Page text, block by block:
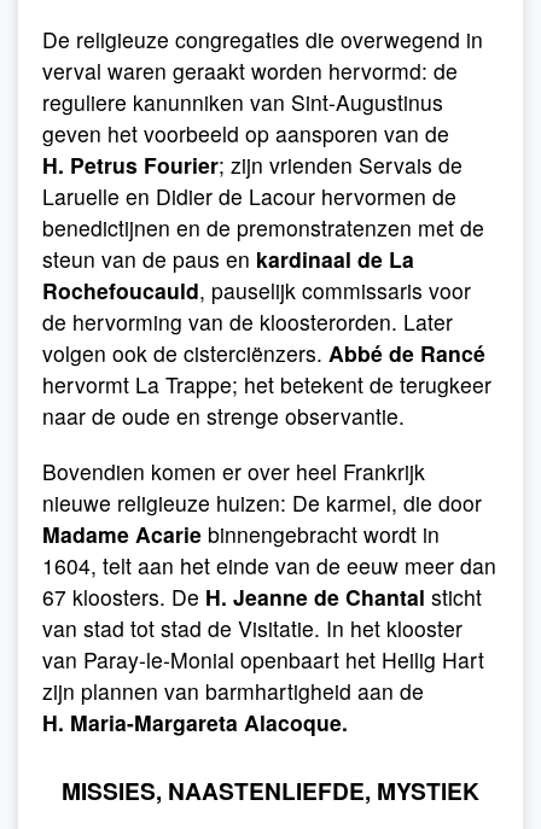
De religieuze congregaties die overwegend in
verval waren geraakt worden hervormd: de
reguliere kanunniken van Sint-Augustinus
geven het voorbeeld op aansporen van de
H. Petrus Fourier; zijn vrienden Servais de
Laruelle en Didier de Lacour hervormen de
benedictijnen en de premonstratenzen met de
steun van de paus en kardinaal de La
Rochefoucauld, pauselijk commissaris voor
de hervorming van de kloosterorden. Later
volgen ook de cisterciënzers. Abbé de Rancé
hervormt La Trappe; het betekent de terugkeer
naar de oude en strenge observantie.
Bovendien komen er over heel Frankrijk
nieuwe religieuze huizen: De karmel, die door
Madame Acarie binnengebracht wordt in
1604, telt aan het einde van de eeuw meer dan
67 kloosters. De H. Jeanne de Chantal sticht
van stad tot stad de Visitatie. In het klooster
van Paray-le-Monial openbaart het Heilig Hart
zijn plannen van barmhartigheid aan de
H. Maria-Margareta Alacoque.
MISSIES, NAASTENLIEFDE, MYSTIEK